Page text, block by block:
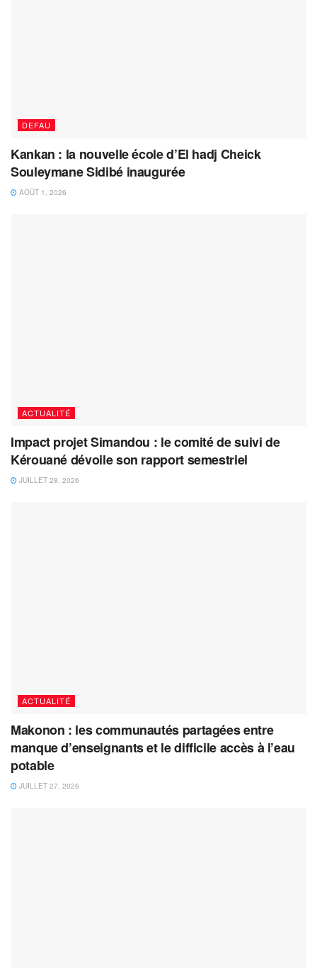
DEFAU
Kankan : la nouvelle école d’El hadj Cheick
Souleymane Sidibé inaugurée
AOÛT 1, 2026
ACTUALITÉ
Impact projet Simandou : le comité de suivi de
Kérouané dévoile son rapport semestriel
JUILLET 28, 2026
ACTUALITÉ
Makonon : les communautés partagées entre
manque d’enseignants et le difficile accès à l’eau
potable
JUILLET 27, 2026